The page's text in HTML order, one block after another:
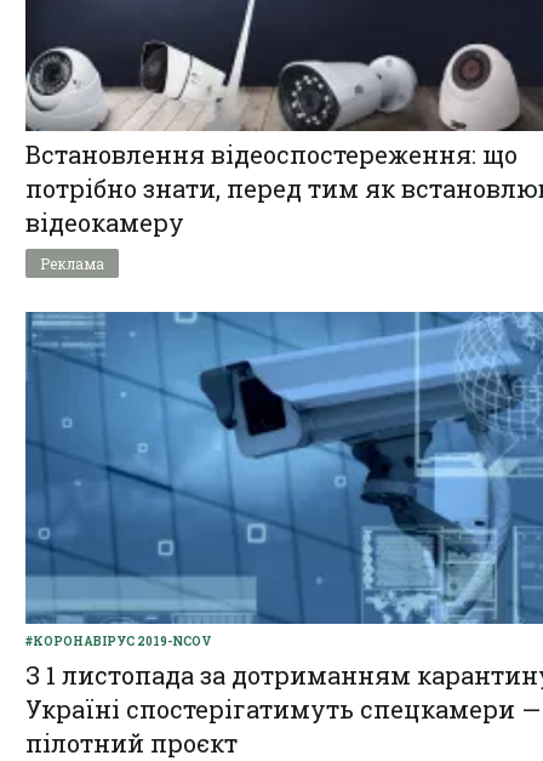
Встановлення відеоспостереження: що
потрібно знати, перед тим як
відеокамеру
Реклама
#КОРОНАВІРУС 2019-NCOV
З 1 листопада за дотриманням
Україні спостерігатимуть спецкамери —
пілотний проєкт